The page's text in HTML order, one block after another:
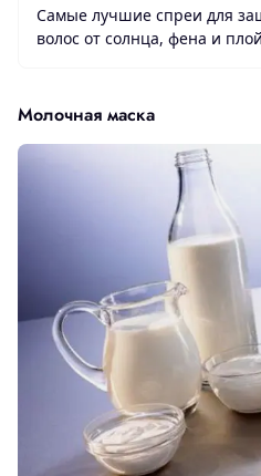
Самые лучшие спреи для
волос от солнца, фена и
Молочная маска